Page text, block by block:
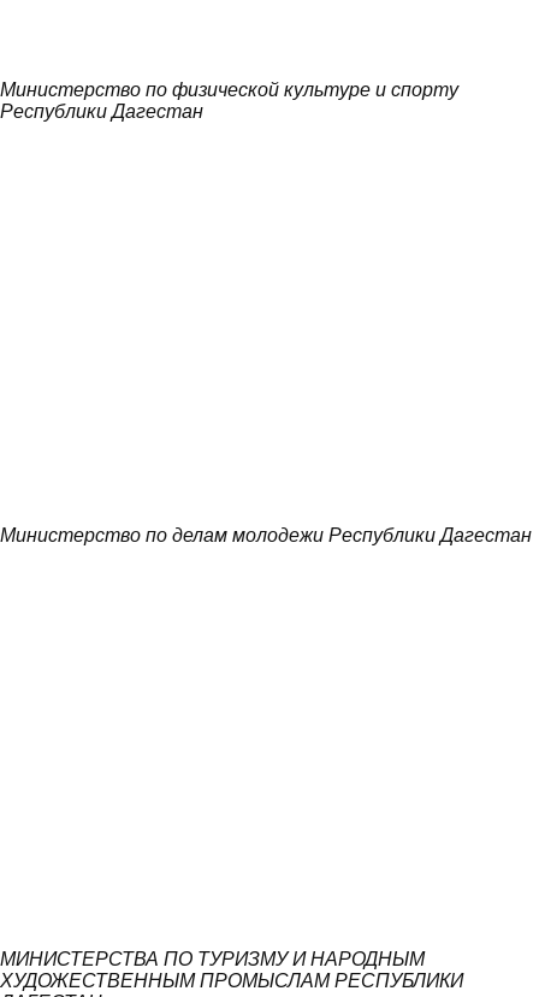
Министерство по физической культуре и спорту
Республики Дагестан
Министерство по делам молодежи Республики Дагестан
МИНИСТЕРСТВА ПО ТУРИЗМУ И НАРОДНЫМ
ХУДОЖЕСТВЕННЫМ ПРОМЫСЛАМ РЕСПУБЛИКИ